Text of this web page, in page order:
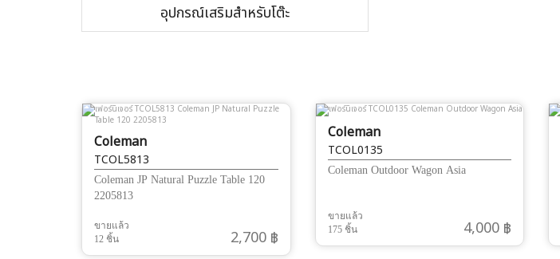
อุปกรณ์เสริมสำหรับโต๊ะ
Coleman
TCOL5813
Coleman JP Natural Puzzle Table 120
2205813
ขายแล้ว
12 ชิ้น
2,700 ฿
Coleman
TCOL0135
Coleman Outdoor Wagon Asia
ขายแล้ว
175 ชิ้น
4,000 ฿